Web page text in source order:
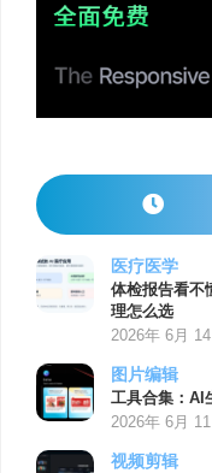
医疗医学
体检报告看不
理怎么选
2026年 6月 14
图片编辑
工具合集：AI
2026年 6月 11
视频剪辑